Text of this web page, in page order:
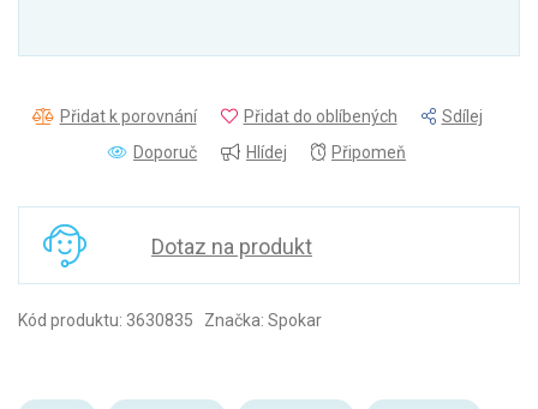
Přidat k porovnání Přidat do oblíbených
Sdílej
Doporuč
Hlídej Připomeň
Dotaz na produkt
Kód produktu: 3630835 Značka: Spokar